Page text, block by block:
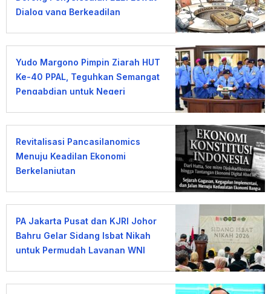
Dialog yang Berkeadilan
Yudo Margono Pimpin Ziarah HUT
Ke-40 PPAL, Teguhkan Semangat
Pengabdian untuk Negeri
Revitalisasi Pancasilanomics
Menuju Keadilan Ekonomi
Berkelanjutan
PA Jakarta Pusat dan KJRI Johor
Bahru Gelar Sidang Isbat Nikah
untuk Permudah Layanan WNI